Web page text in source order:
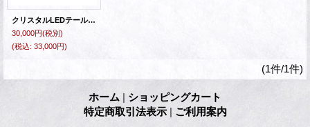
クリスタルLEDテール チェイサー JZX100
30,000円(税別)
(税込: 33,000円)
(1件/1件)
ホーム | ショッピングカート
特定商取引法表示 | ご利用案内